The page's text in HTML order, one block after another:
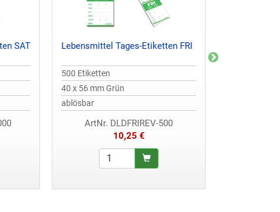
SAT Lebensmittel Tages-Etiketten FRI
500 Etiketten
40 x 56 mm Grün
ablösbar
ArtNr. DLDFRIREV-500
10,25 €